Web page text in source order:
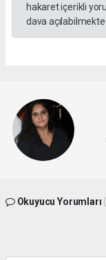
hakaret içerikli
dava
Okuyucu Yorumları